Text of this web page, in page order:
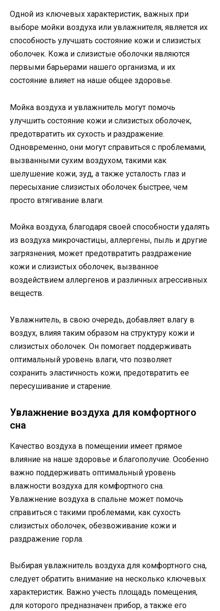
Одной из ключевых характеристик, важных при
выборе мойки воздуха или увлажнителя, является их
способность улучшать состояние кожи и слизистых
оболочек. Кожа и слизистые оболочки являются
первыми барьерами нашего организма, и их
состояние влияет на наше общее здоровье.
Мойка воздуха и увлажнитель могут помочь
улучшить состояние кожи и слизистых оболочек,
предотвратить их сухость и раздражение.
Одновременно, они могут справиться с проблемами,
вызванными сухим воздухом, такими как
шелушение кожи, зуд, а также усталость глаз и
пересыхание слизистых оболочек быстрее, чем
просто втягивание влаги.
Мойка воздуха, благодаря своей способности удалять
из воздуха микрочастицы, аллергены, пыль и другие
загрязнения, может предотвратить раздражение
кожи и слизистых оболочек, вызванное
воздействием аллергенов и различных агрессивных
веществ.
Увлажнитель, в свою очередь, добавляет влагу в
воздух, влияя таким образом на структуру кожи и
слизистых оболочек. Он помогает поддерживать
оптимальный уровень влаги, что позволяет
сохранить эластичность кожи, предотвратить ее
пересушивание и старение.
Увлажнение воздуха для комфортного
сна
Качество воздуха в помещении имеет прямое
влияние на наше здоровье и благополучие. Особенно
важно поддерживать оптимальный уровень
влажности воздуха для комфортного сна.
Увлажнение воздуха в спальне может помочь
справиться с такими проблемами, как сухость
слизистых оболочек, обезвоживание кожи и
раздражение горла.
Выбирая увлажнитель воздуха для комфортного сна,
следует обратить внимание на несколько ключевых
характеристик. Важно учесть площадь помещения,
для которого предназначен прибор, а также его